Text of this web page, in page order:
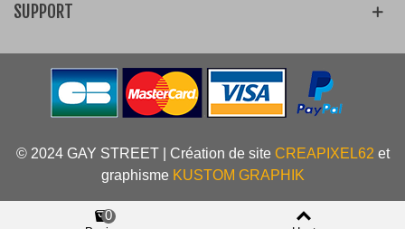
SUPPORT
© 2024 GAY STREET | Création de site CREAPIXEL62 et
graphisme KUSTOM GRAPHIK
0